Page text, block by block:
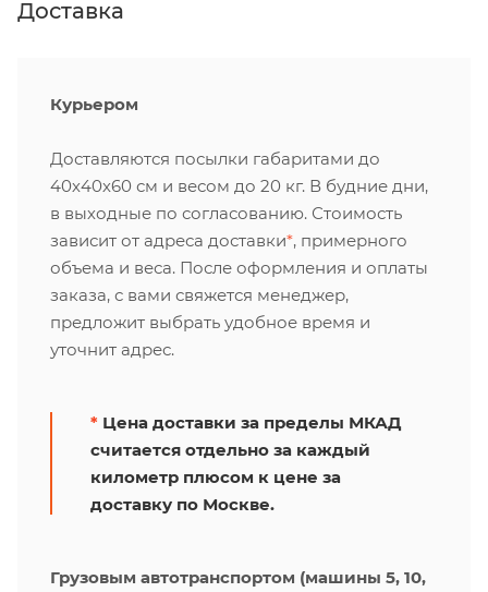
Доставка
Курьером
Доставляются посылки габаритами до
40х40х60 см и весом до 20 кг. В будние дни,
в выходные по согласованию. Стоимость
зависит от адреса доставки*, примерного
объема и веса. После оформления и оплаты
заказа, с вами свяжется менеджер,
предложит выбрать удобное время и
уточнит адрес.
* Цена доставки за пределы МКАД
считается отдельно за каждый
километр плюсом к цене за
доставку по Москве.
Грузовым автотранспортом (машины 5, 10,